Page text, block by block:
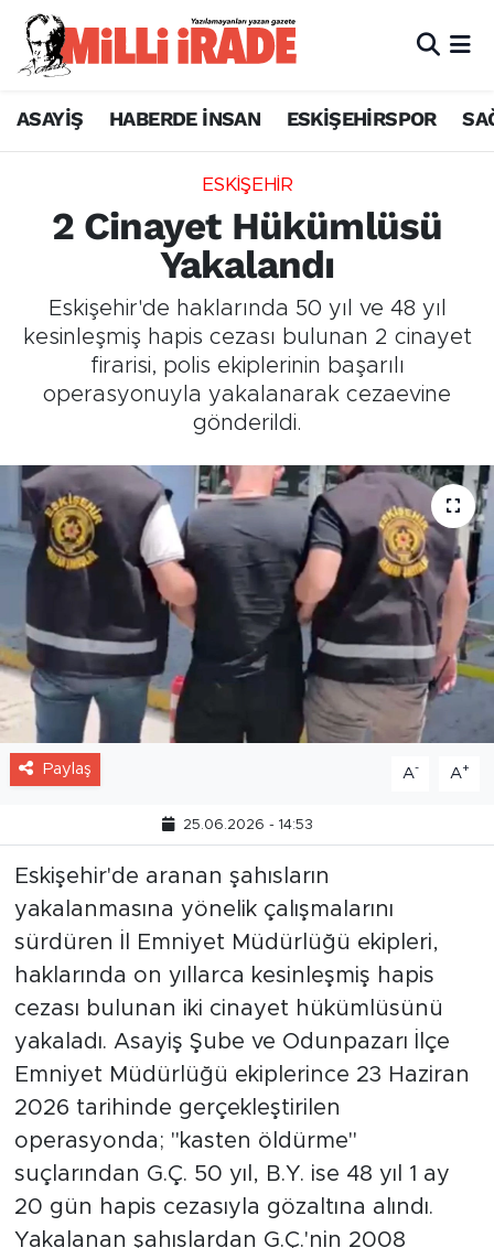
ASAYİŞ HABERDE İNSAN ESKİŞEHİRSPOR
ESKİŞEHİR
2 Cinayet Hükümlüsü
Yakalandı
Eskişehir'de haklarında 50 yıl ve 48 yıl
kesinleşmiş hapis cezası bulunan 2 cinayet
firarisi, polis ekiplerinin başarılı
operasyonuyla yakalanarak cezaevine
gönderildi.
Paylaş A- A+
25.06.2026 - 14:53
Eskişehir'de aranan şahısların
yakalanmasına yönelik çalışmalarını
sürdüren İl Emniyet Müdürlüğü ekipleri,
haklarında on yıllarca kesinleşmiş hapis
cezası bulunan iki cinayet hükümlüsünü
yakaladı. Asayiş Şube ve Odunpazarı İlçe
Emniyet Müdürlüğü ekiplerince 23 Haziran
2026 tarihinde gerçekleştirilen
operasyonda; "kasten öldürme"
suçlarından G.Ç. 50 yıl, B.Y. ise 48 yıl 1 ay
20 gün hapis cezasıyla gözaltına alındı.
Yakalanan şahıslardan G.Ç.'nin 2008